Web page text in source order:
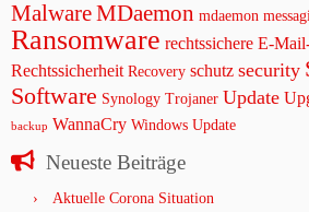
MalwareMDaemon mdaemon
Ransomware rechtssichere E-
Rechtssicherheit Recovery schutz security
Software Synology Trojaner Update
backup WannaCry Windows Update
Neueste Beiträge
Aktuelle Corona Situation